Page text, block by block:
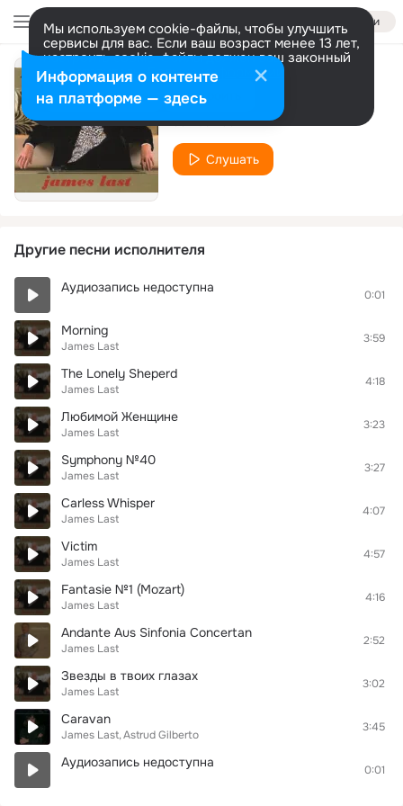
Войти
Мы используем cookie-файлы, чтобы улучшить
сервисы для вас. Если ваш возраст менее 13 лет,
настроить cookie-файлы должен ваш законный
представитель. Больше информации
Разрешить все Настроить
Ave Maria
James Last
Слушать
Другие песни исполнителя
Аудиозапись недоступна 0:01
Morning
James Last
3:59
The Lonely Sheperd
James Last
4:18
Любимой Женщине
James Last
3:23
Symphony №40
James Last
3:27
Carless Whisper
James Last
4:07
Victim
James Last
4:57
Fantasie №1 (Mozart)
James Last
4:16
Andante Aus Sinfonia Concertan
James Last
2:52
Звезды в твоих глазах
James Last
3:02
Caravan
James Last Astrud Gilberto
3:45
Аудиозапись недоступна 0:01
Информация о контенте
на платформе — здесь